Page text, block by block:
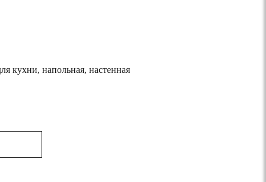
кухни, напольная, настенная